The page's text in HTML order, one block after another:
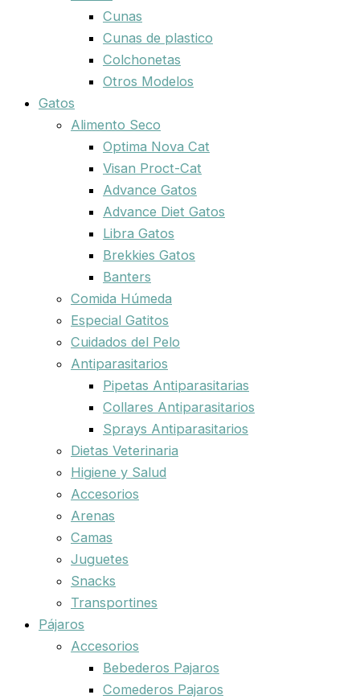
Cunas
Cunas de plastico
Colchonetas
Otros Modelos
Gatos
Alimento Seco
Optima Nova Cat
Visan Proct-Cat
Advance Gatos
Advance Diet Gatos
Libra Gatos
Brekkies Gatos
Banters
Comida Húmeda
Especial Gatitos
Cuidados del Pelo
Antiparasitarios
Pipetas Antiparasitarias
Collares Antiparasitarios
Sprays Antiparasitarios
Dietas Veterinaria
Higiene y Salud
Accesorios
Arenas
Camas
Juguetes
Snacks
Transportines
Pájaros
Accesorios
Bebederos Pajaros
Comederos Pajaros